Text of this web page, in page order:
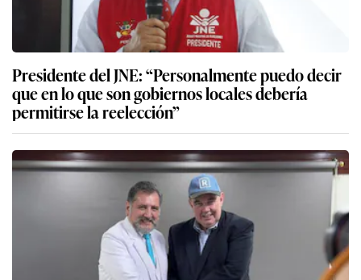
Presidente del JNE: “Personalmente puedo decir
que en lo que son gobiernos locales debería
permitirse la reelección”